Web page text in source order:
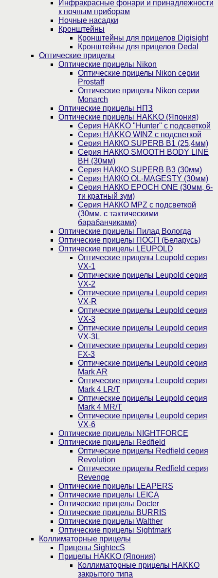
Инфракрасные фонари и принадлежности
к ночным приборам
Ночные насадки
Кронштейны
Кронштейны для прицелов Digisight
Кронштейны для прицелов Dedal
Оптические прицелы
Оптические прицелы Nikon
Оптические прицелы Nikon серии
Prostaff
Оптические прицелы Nikon серии
Monarch
Оптические прицелы НПЗ
Оптические прицелы HAKKO (Япония)
Cерия HAKKO "Hunter" с подсветкой
Серия НAKKO WINZ с подсветкой
Серия НАККО SUPERB B1 (25,4мм)
Серия НАККО SMOOTH BODY LINE
BH (30мм)
Серия НАККО SUPERB B3 (30мм)
Серия НАККО OL-MAGESTY (30мм)
Серия НАККО EPOCH ONE (30мм, 6-
ти кратный зум)
Серия НАККО MPZ с подсветкой
(30мм, c тактическими
барабанчиками)
Оптические прицелы Пилад Вологда
Оптические прицелы ПОСП (Беларусь)
Оптические прицелы LEUPOLD
Оптические прицелы Leupold серия
VX-1
Оптические прицелы Leupold серия
VX-2
Оптические прицелы Leupold серия
VX-R
Оптические прицелы Leupold серия
VX-3
Оптические прицелы Leupold серия
VX-3L
Оптические прицелы Leupold серия
FX-3
Оптические прицелы Leupold серия
Mark AR
Оптические прицелы Leupold серия
Mark 4 LR/T
Оптические прицелы Leupold серия
Mark 4 MR/T
Оптические прицелы Leupold серия
VX-6
Оптические прицелы NIGHTFORCE
Оптические прицелы Redfield
Оптические прицелы Redfield серия
Revolution
Оптические прицелы Redfield серия
Revenge
Оптические прицелы LEAPERS
Оптические прицелы LEICA
Оптические прицелы Docter
Оптические прицелы BURRIS
Оптические прицелы Walther
Оптические прицелы Sightmark
Коллиматорные прицелы
Прицелы SightecS
Прицелы HAKKO (Япония)
Коллиматорные прицелы HAKKO
закрытого типа